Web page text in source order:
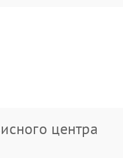
центра